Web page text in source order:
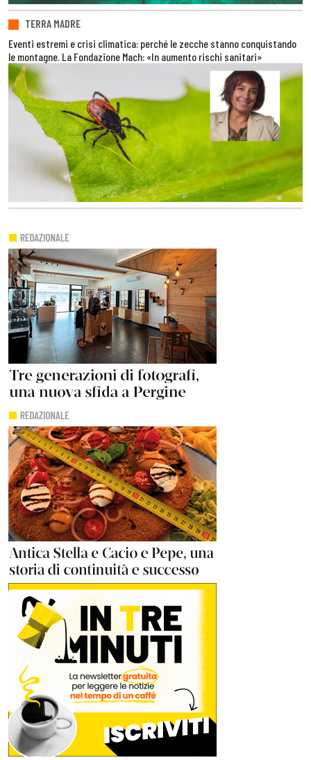
TERRA MADRE
Eventi estremi e crisi climatica: perché le zecche stanno conquistando
le montagne. La Fondazione Mach: «In aumento rischi sanitari»